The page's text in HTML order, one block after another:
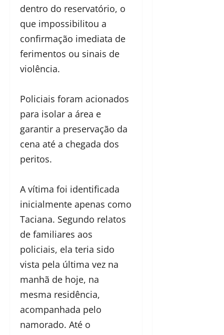
dentro do reservatório, o
que impossibilitou a
confirmação imediata de
ferimentos ou sinais de
violência.
Policiais foram acionados
para isolar a área e
garantir a preservação da
cena até a chegada dos
peritos.
A vítima foi identificada
inicialmente apenas como
Taciana. Segundo relatos
de familiares aos
policiais, ela teria sido
vista pela última vez na
manhã de hoje, na
mesma residência,
acompanhada pelo
namorado. Até o